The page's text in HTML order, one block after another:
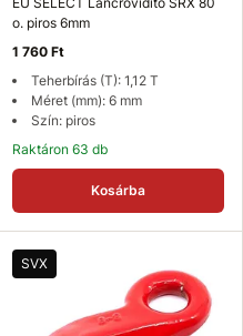
o. piros 6mm
1 760 Ft
Teherbírás (T): 1,12 T
Méret (mm): 6 mm
Szín: piros
Raktáron 63 db
Kosárba
SVX